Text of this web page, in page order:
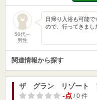
50代～
男性
日帰り入浴も可能
ので、行ってきまし
関連情報から探す
ザ グラン リゾート
-点/ 0 件